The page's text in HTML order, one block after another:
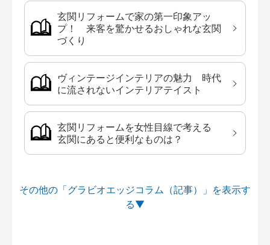
玄関リフォームで家の第一印象アッ
プ！ 来客を驚かせるおしゃれな玄関
づくり
ヴィンテージインテリアの魅力 時代
に流されないインテリアテイスト
玄関リフォームを女性目線で考える
玄関にあると便利なものは？
その他の「グラビオエッジコラム（記事）」を